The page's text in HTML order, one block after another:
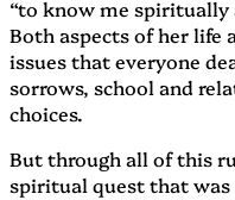
“to know me spiritually
Both aspects of her life
issues that everyone
sorrows, school and
choices.
But through all of this
spiritual quest that